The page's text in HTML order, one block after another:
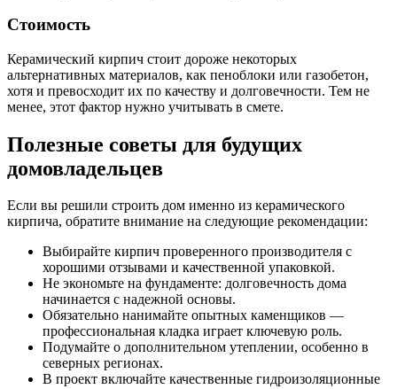
Стоимость
Керамический кирпич стоит дороже некоторых
альтернативных материалов, как пеноблоки или газобетон,
хотя и превосходит их по качеству и долговечности. Тем не
менее, этот фактор нужно учитывать в смете.
Полезные советы для будущих
домовладельцев
Если вы решили строить дом именно из керамического
кирпича, обратите внимание на следующие рекомендации:
Выбирайте кирпич проверенного производителя с
хорошими отзывами и качественной упаковкой.
Не экономьте на фундаменте: долговечность дома
начинается с надежной основы.
Обязательно нанимайте опытных каменщиков —
профессиональная кладка играет ключевую роль.
Подумайте о дополнительном утеплении, особенно в
северных регионах.
В проект включайте качественные гидроизоляционные